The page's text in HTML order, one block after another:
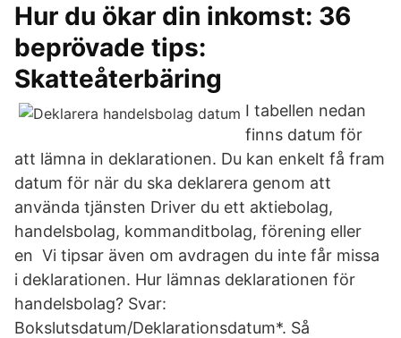
Hur du ökar din inkomst: 36
beprövade tips:
Skatteåterbäring
I tabellen nedan
finns datum för
att lämna in deklarationen. Du kan enkelt få fram
datum för när du ska deklarera genom att
använda tjänsten Driver du ett aktiebolag,
handelsbolag, kommanditbolag, förening eller
en Vi tipsar även om avdragen du inte får missa
i deklarationen. Hur lämnas deklarationen för
handelsbolag? Svar:
Bokslutsdatum/Deklarationsdatum*. Så